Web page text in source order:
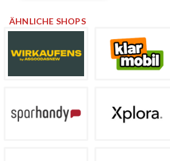
ÄHNLICHE SHOPS